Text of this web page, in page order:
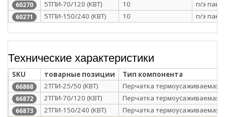
60270 5ТПИ-70/120 (КВТ) 10 п/э
60271 5ТПИ-150/240 (КВТ) 10 п/э
Технические характеристики
SKU товарные позиции Тип компонента
66868 2ТПИ-25/50 (КВТ) Перчатка термоусаживаемая
66872 2ТПИ-70/120 (КВТ) Перчатка термоусаживаемая
66873 2ТПИ-150/240 (КВТ) Перчатка термоусаживаемая